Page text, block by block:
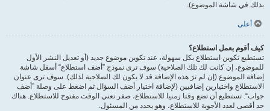
بذلك في شاشة الموضوع).
أعلى
كيف أقوم بعمل استطلاع؟
تستطيع تكوين استطلاع بكل سهولة، عند تكوين موضوع جديد (أو تعديل النشر الأول
للموضوع، إن كانت لك تلك الصلاحية) سوف ترى نموذج ”أضف استطلاع“ أسفل شاشة
إضافة الموضوع (إن لم ترَ هذه الإضافة قد لا يكون لك الصلاحية لذلك). سوف ترى عنوان
الاستطلاع واختيارين إضافيين (لإضافة اختيار أضف السؤال ثم اضغط على وصلة ”أضف
جواب“. تستطيع أن تضع وقتا زمنيا للاستطلاع، صفر تعني الوقت مفتوح للاستطلاع. هناك
حد أقصى لعدد الأجوبة للاستطلاع، وهو يحدد من المسئول.